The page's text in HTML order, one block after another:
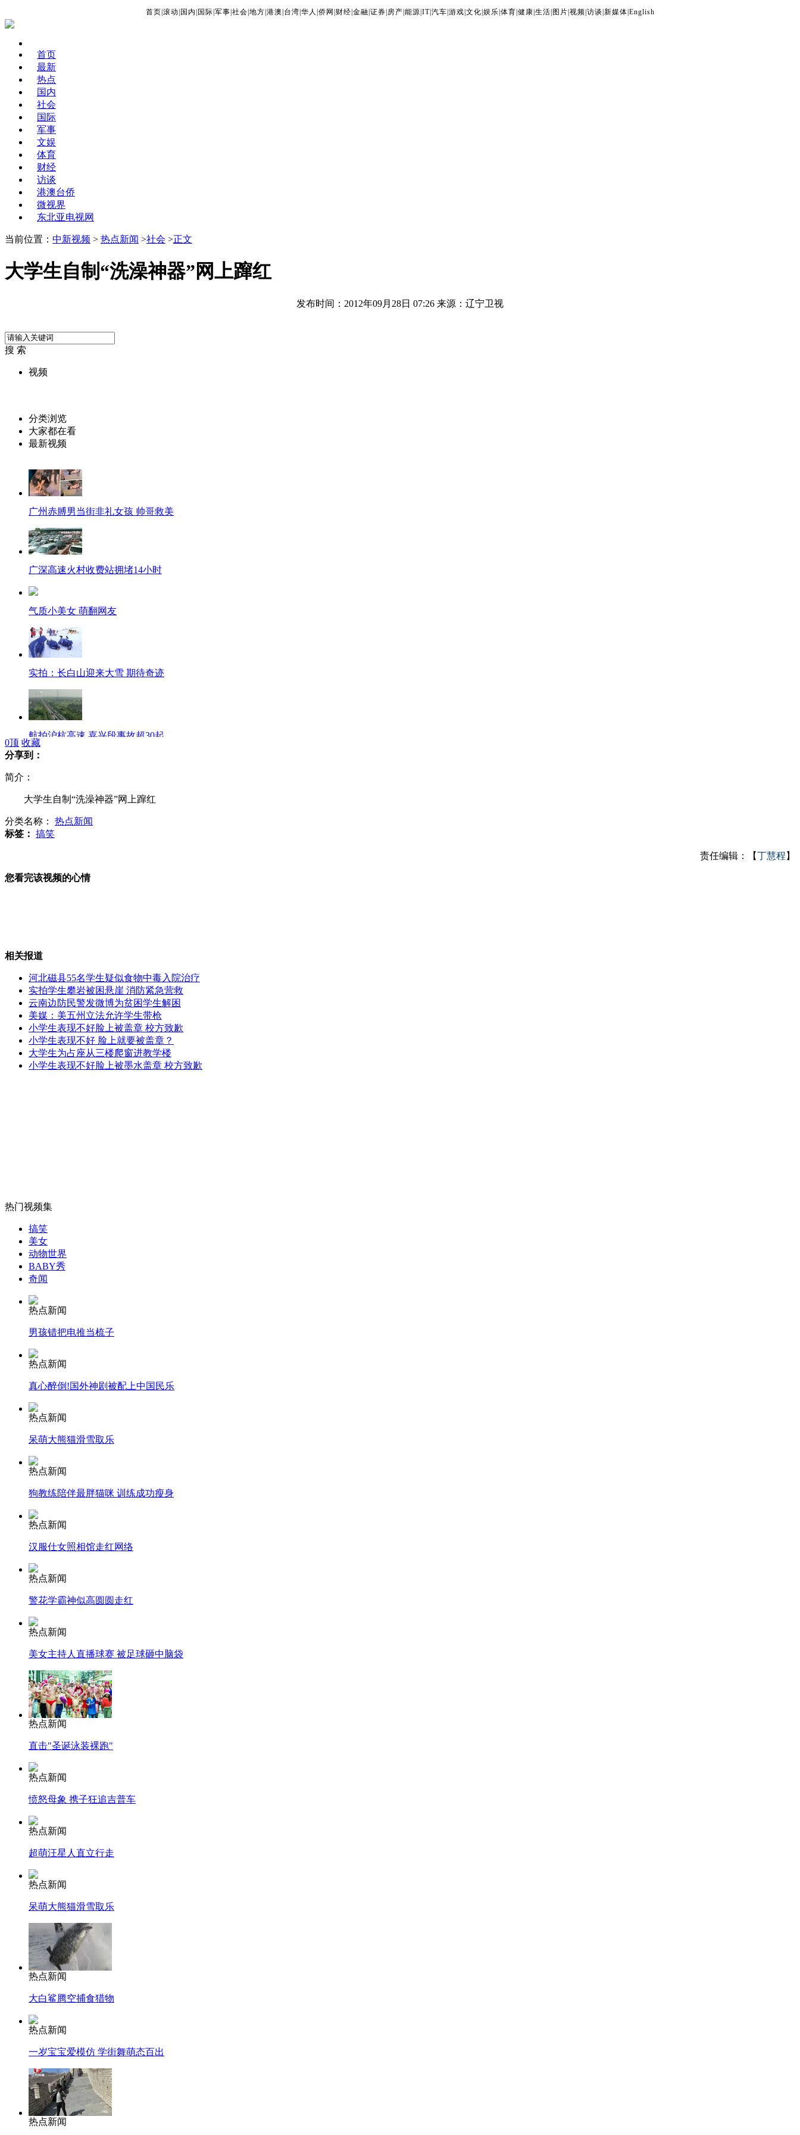
首页 滚动 国内 国际 军事 社会 地方 港澳 台湾 华人 侨网 财经 金融 证券 房产 能源 IT| 汽车 游戏 文化 娱乐 体育 健康 生活 图片 视频 访谈 新媒体 English
首页
最新
热点
国内
社会
国际
军事
文娱
体育
财经
访谈
港澳台侨
微视界
东北亚电视网
当前位置： 中新视频 > 热点新闻 >社会 >正文
大学生自制“洗澡神器”网上蹿红
发布时间：2012年09月28日 07:26 来源：辽宁卫视
搜 索
视频
分类浏览
大家都在看
最新视频
广州赤膊男当街非礼女孩 帅哥救美
广深高速火村收费站拥堵14小时
气质小美女 萌翻网友
实拍：长白山迎来大雪 期待奇迹
航拍沪杭高速 嘉兴段事故超30起
直击北京铁路客流 北京站破13万
航拍：京藏高速因车祸出现拥堵
摄影师拍摄鲨鱼 遭群鲨围攻
外交部：反对强权政治霸凌主义
外交部：有关国家言论片面不公正
安徽一实载49人客车翻车
走！跟着总书记去植树
消防员救轻生者 花炮节热闹非凡
纽约上演“枕头大战”
司机酒驾遇交警 急速倒车逃窜
0顶 收藏
分享到：
简介：
大学生自制“洗澡神器”网上蹿红
分类名称： 热点新闻
标签： 搞笑
责任编辑：【丁慧程 】
您看完该视频的心情
相关报道
河北磁县55名学生疑似食物中毒入院治疗
实拍学生攀岩被困悬崖 消防紧急营救
云南边防民警发微博为贫困学生解困
美媒：美五州立法允许学生带枪
小学生表现不好脸上被盖章 校方致歉
小学生表现不好 脸上就要被盖章？
大学生为占座从三楼爬窗进教学楼
小学生表现不好脸上被墨水盖章 校方致歉
热门视频集
搞笑
美女
动物世界
BABY秀
奇闻
热点新闻
男孩错把电推当梳子
热点新闻
真心醉倒!国外神剧被配上中国民乐
热点新闻
呆萌大熊猫滑雪取乐
热点新闻
狗教练陪伴最胖猫咪 训练成功瘦身
热点新闻
汉服仕女照相馆走红网络
热点新闻
警花学霸神似高圆圆走红
热点新闻
美女主持人直播球赛 被足球砸中脑袋
热点新闻
直击"圣诞泳装裸跑"
热点新闻
愤怒母象 携子狂追吉普车
热点新闻
超萌汪星人直立行走
热点新闻
呆萌大熊猫滑雪取乐
热点新闻
大白鲨腾空捕食猎物
热点新闻
一岁宝宝爱模仿 学街舞萌态百出
热点新闻